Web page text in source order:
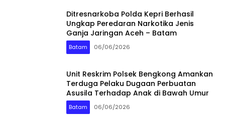
Ditresnarkoba Polda Kepri Berhasil
Ungkap Peredaran Narkotika Jenis
Ganja Jaringan Aceh – Batam
Batam 06/06/2026
Unit Reskrim Polsek Bengkong Amankan
Terduga Pelaku Dugaan Perbuatan
Asusila Terhadap Anak di Bawah Umur
Batam 06/06/2026